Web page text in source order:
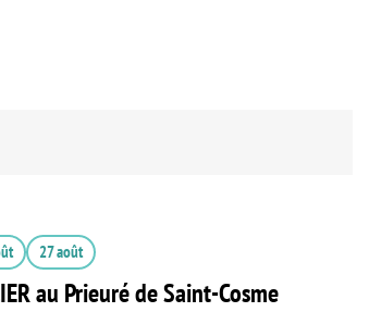
27 août
au Prieuré de Saint-Cosme